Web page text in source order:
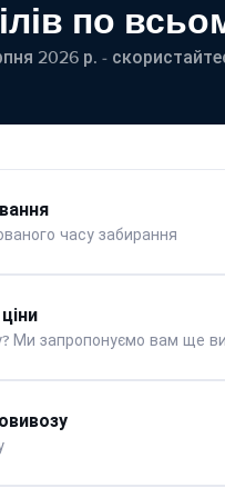
по
2026 р. -
часу забирання
Ми запропонуємо вам ще